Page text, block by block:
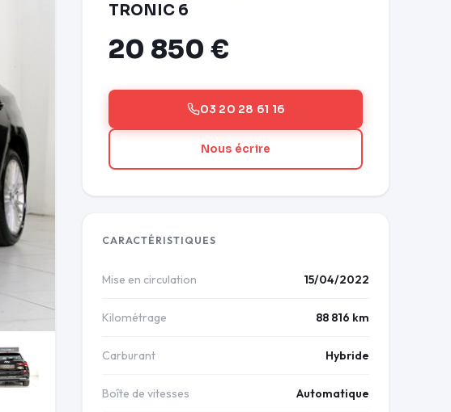
TRONIC 6
20 850 €
03 20 28 61 16
Nous écrire
CARACTÉRISTIQUES
Mise en circulation 15/04/2022
Kilométrage 88 816 km
Carburant Hybride
Boîte de vitesses Automatique